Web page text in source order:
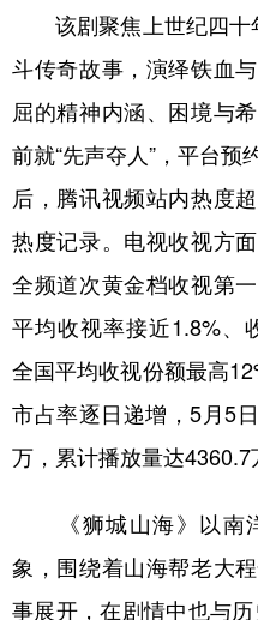
该剧聚焦上世纪四十
斗传奇故事，演绎铁血
屈的精神内涵、困境与
前就“先声夺人”，平台预
后，腾讯视频站内热度
热度记录。电视收视方
全频道次黄金档收视第
平均收视率接近1.8%、
全国平均收视份额最高
市占率逐日递增，5月5
万，累计播放量达4360.7
《狮城山海》以南洋
象，围绕着山海帮老大
事展开，在剧情中也与